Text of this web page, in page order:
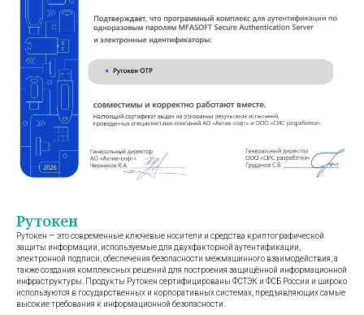
Рутокен
Рутокен — это современные ключевые носители и средства криптографической
защиты информации, используемые для двухфакторной аутентификации,
электронной подписи, обеспечения безопасности межмашинного взаимодействия, а
также создания комплексных решений для построения защищённой информационной
инфраструктуры. Продукты Рутокен сертифицированы ФСТЭК и ФСБ России и широко
используются в государственных и корпоративных системах, предъявляющих самые
высокие требования к информационной безопасности.